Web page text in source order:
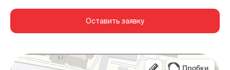
Оставить заявку
Белгород
Яндекс Карты — транспорт, навигация, поиск